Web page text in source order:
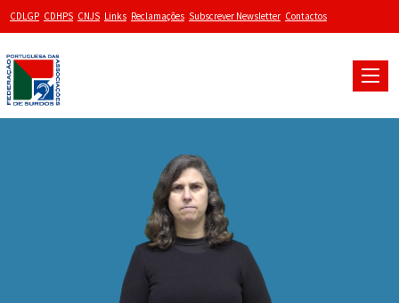
CDLGP CDHPS CNJS Links Reclamações Subscrever Newsletter Contactos
Toggle